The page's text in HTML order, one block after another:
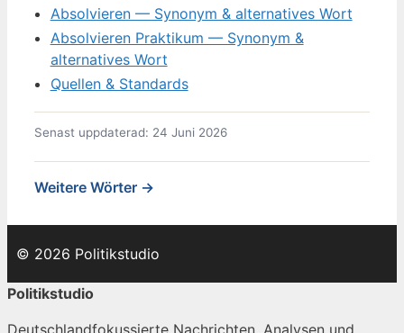
Absolvieren — Synonym & alternatives Wort
Absolvieren Praktikum — Synonym &
alternatives Wort
Quellen & Standards
Senast uppdaterad: 24 Juni 2026
Weitere Wörter →
© 2026 Politikstudio
Politikstudio